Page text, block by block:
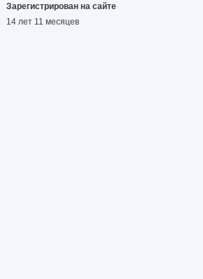
Зарегистрирован на сайте
14 лет 11 месяцев